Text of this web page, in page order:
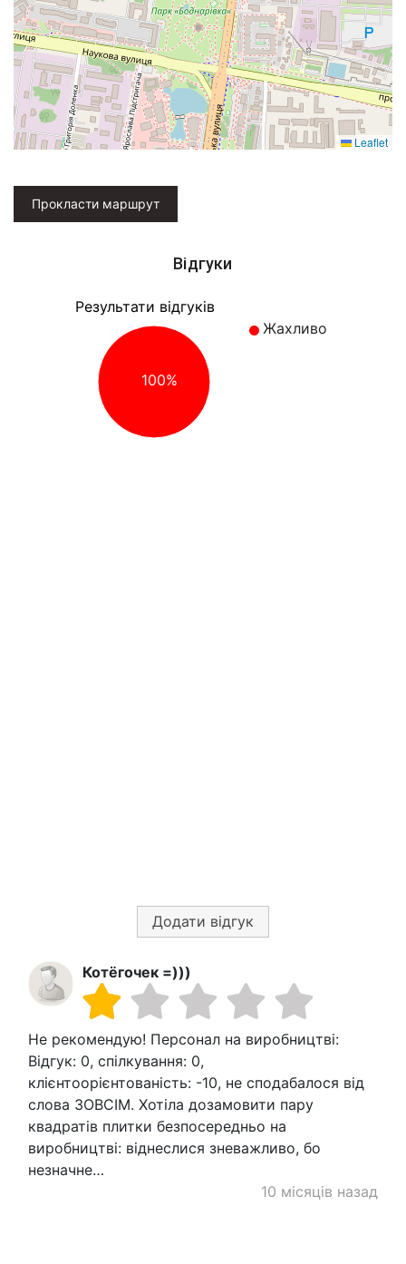
Leaflet
Прокласти маршрут
Відгуки
Результати відгуків
Жахливо
100%
Додати відгук
Котёгочек =)))
Не рекомендую! Персонал на виробництві:
Відгук: 0, спілкування: 0,
клієнтоорієнтованість: -10, не сподабалося від
слова ЗОВСІМ. Хотіла дозамовити пару
квадратів плитки безпосередньо на
виробництві: віднеслися зневажливо, бо
незначне…
10 місяців назад